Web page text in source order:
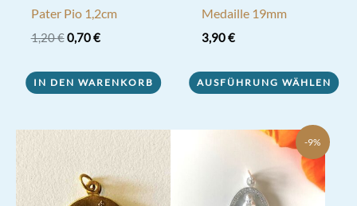
Pater Pio 1,2cm
1,20€ Ursprünglicher
1,20 €
0,70€Aktueller
0,70 €.
IN DEN WARENKORB
Medaille 19mm
3,90€
AUSFÜHRUNG WÄHLEN
Produkt
mehrere
-9%